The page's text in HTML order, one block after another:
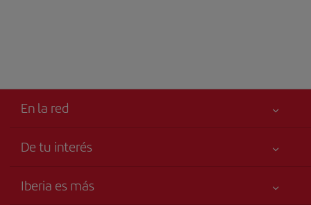
En la red
De tu interés
Accesibilidad
Iberia es más